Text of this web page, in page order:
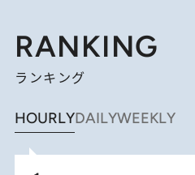
RANKING
ランキング
HOURLYDAILYWEEKLY